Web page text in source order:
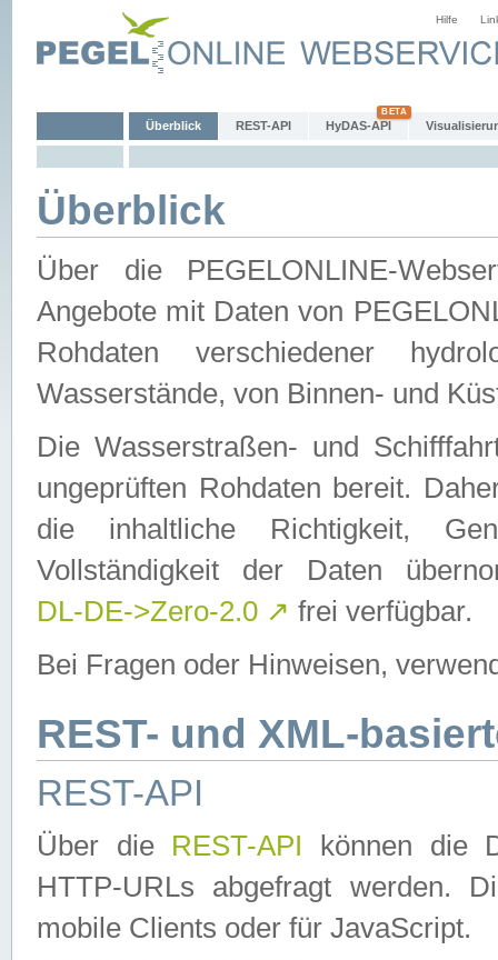
Hilfe
Überblick REST-API HyDAS-API
Überblick
Über die PEGELONLINE-
Angebote mit Daten von
Rohdaten verschiedener
Wasserstände, von Binnen- und
Die Wasserstraßen- und
ungeprüften Rohdaten bereit.
die inhaltliche Richtigkeit,
Vollständigkeit der Daten
DL-DE->Zero-2.0 ↗ frei verfügbar.
Bei Fragen oder Hinweisen,
REST- und XML-
REST-API
Über die REST-API können die
HTTP-URLs abgefragt werden.
mobile Clients oder für JavaScript.